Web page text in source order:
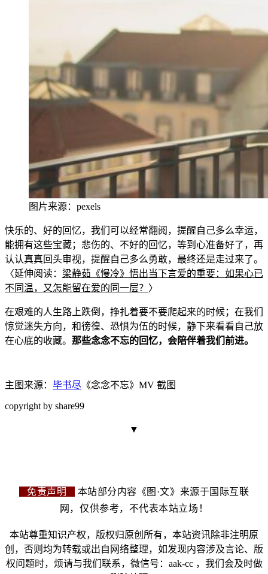
图片来源：pexels
快乐的、好的回忆，我们可以经常翻阅 ，提醒自己多么幸运，
能拥有这些宝藏；悲伤的、不好的回忆，等到心准备好了，再
认认真真回头审视，提醒自己多么勇敢，最终还是走过来了。
〈延伸阅读： 梁静茹《慢冷》悟出当下言爱的重要： 如果心已
不同温，又怎能留在爱的同一层？ 〉
在艰难的人生路上跌倒，挣扎着要不要爬起来的时候；在我们
惊觉迷失方向，和徬徨、恐惧为伍的时候，静下来看看自己放
在心底的收藏。 那些念念不忘的回忆，会陪伴着我们前进。
主图来源： 毕书尽 《念念不忘》MV 截图
copyright by share99
▼
免责声明
本站部分内容《图·文》来源于国际互联
网，仅供参考，不代表本站立场！
本站尊重知识产权，版权归原创所有，本站资讯除非注明原
创，否则均为转载或出自网络整理，如发现内容涉及言论、版
权问题时，烦请与我们联系，微信号：aak-cc ，我们会及时做